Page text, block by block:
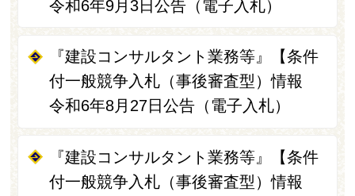
令和6年9月3日公告（電子入札）
『建設コンサルタント業務等』【条件
付一般競争入札（事後審査型）情報
令和6年8月27日公告（電子入札）
『建設コンサルタント業務等』【条件
付一般競争入札（事後審査型）情報